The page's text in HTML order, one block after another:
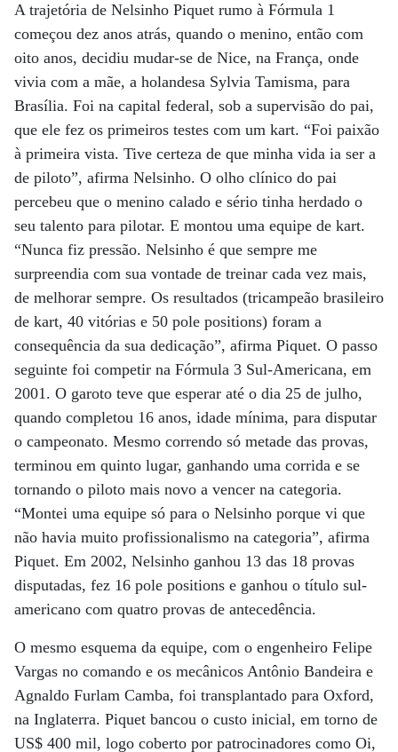
A trajetória de Nelsinho Piquet rumo à Fórmula 1
começou dez anos atrás, quando o menino, então com
oito anos, decidiu mudar-se de Nice, na França, onde
vivia com a mãe, a holandesa Sylvia Tamisma, para
Brasília. Foi na capital federal, sob a supervisão do pai,
que ele fez os primeiros testes com um kart. “Foi paixão
à primeira vista. Tive certeza de que minha vida ia ser a
de piloto”, afirma Nelsinho. O olho clínico do pai
percebeu que o menino calado e sério tinha herdado o
seu talento para pilotar. E montou uma equipe de kart.
“Nunca fiz pressão. Nelsinho é que sempre me
surpreendia com sua vontade de treinar cada vez mais,
de melhorar sempre. Os resultados (tricampeão brasileiro
de kart, 40 vitórias e 50 pole positions) foram a
consequência da sua dedicação”, afirma Piquet. O passo
seguinte foi competir na Fórmula 3 Sul-Americana, em
2001. O garoto teve que esperar até o dia 25 de julho,
quando completou 16 anos, idade mínima, para disputar
o campeonato. Mesmo correndo só metade das provas,
terminou em quinto lugar, ganhando uma corrida e se
tornando o piloto mais novo a vencer na categoria.
“Montei uma equipe só para o Nelsinho porque vi que
não havia muito profissionalismo na categoria”, afirma
Piquet. Em 2002, Nelsinho ganhou 13 das 18 provas
disputadas, fez 16 pole positions e ganhou o título sul-
americano com quatro provas de antecedência.
O mesmo esquema da equipe, com o engenheiro Felipe
Vargas no comando e os mecânicos Antônio Bandeira e
Agnaldo Furlam Camba, foi transplantado para Oxford,
na Inglaterra. Piquet bancou o custo inicial, em torno de
US$ 400 mil, logo coberto por patrocinadores como Oi,